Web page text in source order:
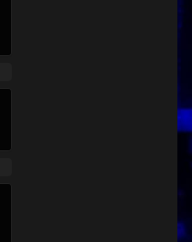
MASTER"
EN SALA MASTER"